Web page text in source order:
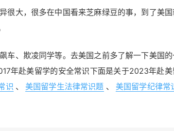
很大，很多在中国看来芝麻绿豆的事，到了美
车、欺凌同学等。去美国之前多了解一下美国
年赴美留学的安全常识下面是关于2023年赴美
识 、 美国留学生法律常识题 、
美国留学纪律常